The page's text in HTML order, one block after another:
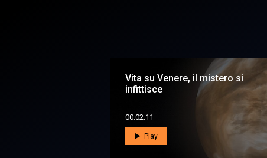
Vita su Venere, il mistero si
infittisce
00:02:11
Play